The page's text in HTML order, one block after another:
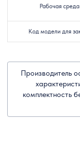
Рабочая среда
Код модели для
Производитель
комплектность